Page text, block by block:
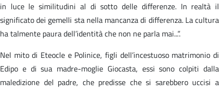
in luce le similitudini al di sotto delle differenze. In realtà il
significato dei gemelli sta nella mancanza di differenza. La cultura
ha talmente paura dell’identità che non ne parla mai...”.
Nel mito di Eteocle e Polinice, figli dell’incestuoso matrimonio di
Edipo e di sua madre-moglie Giocasta, essi sono colpiti dalla
maledizione del padre, che predisse che si sarebbero uccisi a